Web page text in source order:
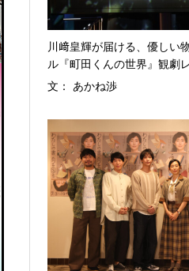
川﨑皇輝が届ける、優し
ル『町田くんの世界』観劇
文： あかね渉